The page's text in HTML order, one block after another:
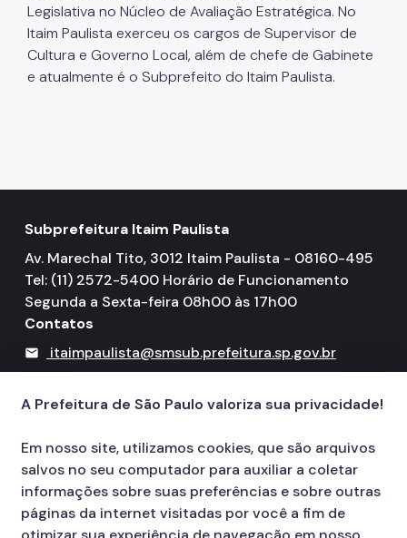
Legislativa no Núcleo de Avaliação Estratégica. No
Itaim Paulista exerceu os cargos de Supervisor de
Cultura e Governo Local, além de chefe de Gabinete
e atualmente é o Subprefeito do Itaim Paulista.
Subprefeitura Itaim Paulista
Av. Marechal Tito, 3012 Itaim Paulista - 08160-495
Tel: (11) 2572-5400 Horário de Funcionamento
Segunda a Sexta-feira 08h00 às 17h00
Contatos
mail itaimpaulista@smsub.prefeitura.sp.gov.br
156
A Prefeitura de São Paulo valoriza sua privacidade!
Em nosso site, utilizamos cookies, que são arquivos
salvos no seu computador para auxiliar a coletar
informações sobre suas preferências e sobre outras
páginas da internet visitadas por você a fim de